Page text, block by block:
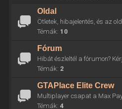
Oldal
Ötletek, hibajelentés, és az
Témák: 10
Fórum
Hibát észleltél a fórumon?
Témák: 2
GTAPlace Elite Crew
Multiplayer csapat a Max
Témák: 4